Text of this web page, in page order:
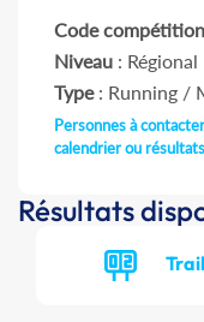
Code compétition
Niveau : Régional
Type: Running /
Personnes à
calendrier ou résultats
Résultats